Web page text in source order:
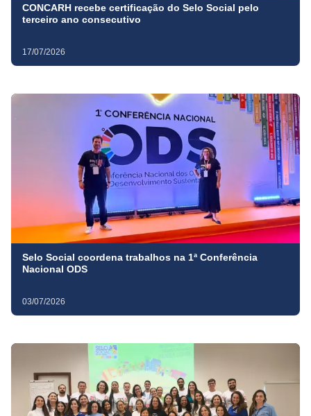
CONCARH recebe certificação do Selo Social pelo
terceiro ano consecutivo
17/07/2026
Selo Social coordena trabalhos na 1ª Conferência
Nacional ODS
03/07/2026